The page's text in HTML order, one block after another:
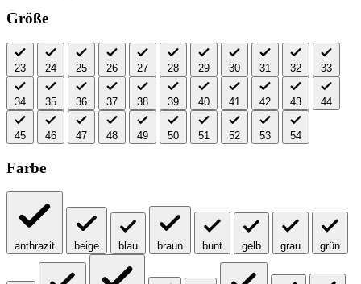
Größe
23 24 25 26 27 28 29 30 31 32 33
34 35 36 37 38 39 40 41 42 43 44
45 46 47 48 49 50 51 52 53 54
Farbe
anthrazit beige blau braun bunt gelb grau grün